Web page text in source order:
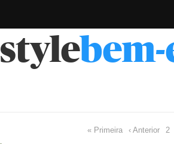
style
« Primeira ‹ Anterior 2